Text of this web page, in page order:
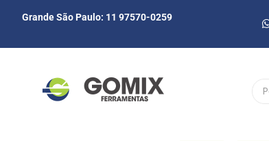
Grande São Paulo: 11 97570-0259